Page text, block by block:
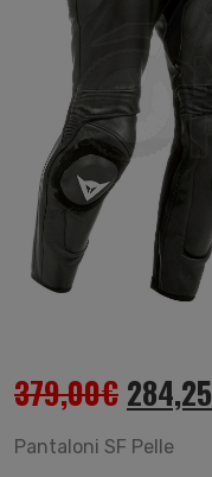
379,00€ 284,25
Pantaloni SF Pelle